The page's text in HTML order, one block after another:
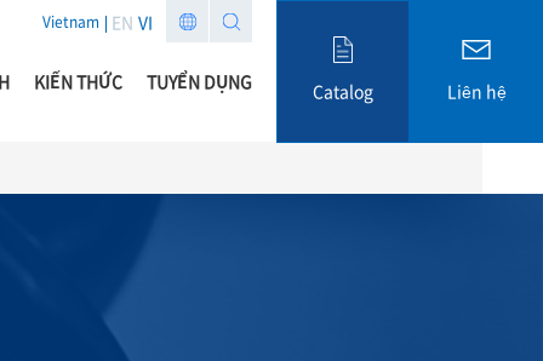
Vietnam EN VI
KIẾN THỨC TUYỂN DỤNG Catalog Liên hệ